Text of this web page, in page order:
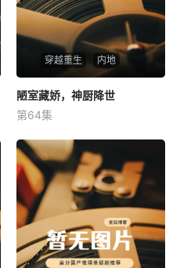
穿越重生 内地
陋室藏娇，神厨降世
未知
陋室藏娇，神厨降世
第64集